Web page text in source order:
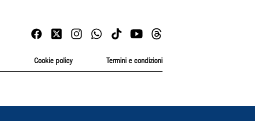
Cookie policy Termini e condizioni